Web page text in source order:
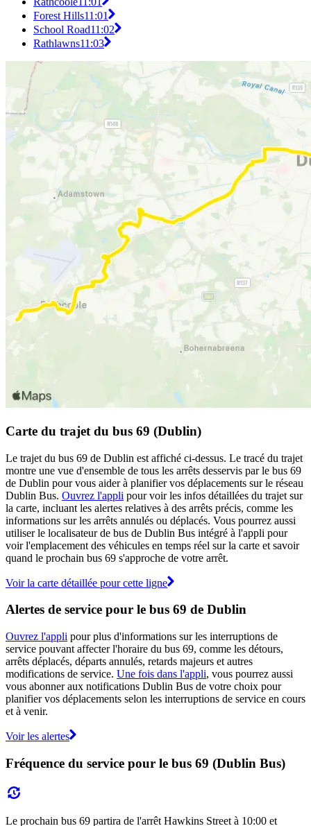
Forest Hills11:01
School Road11:02
Rathlawns11:03
Carte du trajet du bus 69 (Dublin)
Le trajet du bus 69 de Dublin est affiché ci-dessus. Le tracé du trajet
montre une vue d'ensemble de tous les arrêts desservis par le bus 69
de Dublin pour vous aider à planifier vos déplacements sur le réseau
Dublin Bus. Ouvrez l'appli pour voir les infos détaillées du trajet sur
la carte, incluant les alertes relatives à des arrêts précis, comme les
informations sur les arrêts annulés ou déplacés. Vous pourrez aussi
utiliser le localisateur de bus de Dublin Bus intégré à l'appli pour
voir l'emplacement des véhicules en temps réel sur la carte et savoir
quand le prochain bus 69 s'approche de votre arrêt.
Voir la carte détaillée pour cette ligne
Alertes de service pour le bus 69 de Dublin
Ouvrez l'appli pour plus d'informations sur les interruptions de
service pouvant affecter l'horaire du bus 69, comme les détours,
arrêts déplacés, départs annulés, retards majeurs et autres
modifications de service. Une fois dans l'appli, vous pourrez aussi
vous abonner aux notifications Dublin Bus de votre choix pour
planifier vos déplacements selon les interruptions de service en cours
et à venir.
Voir les alertes
Fréquence du service pour le bus 69 (Dublin Bus)
Le prochain bus 69 partira de l'arrêt Hawkins Street à 10:00 et